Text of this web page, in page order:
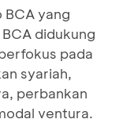
BCA yang
didukung
pada
syariah,
perbankan
ventura.